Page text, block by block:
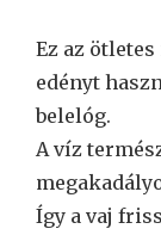
Ez az
edényt
belelóg.
A víz
Így a vaj